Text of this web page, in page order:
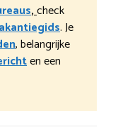
,check
. Je
, belangrijke
en een